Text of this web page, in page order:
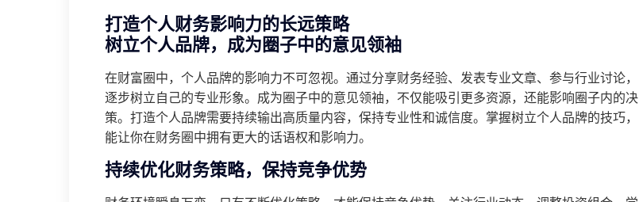
打造个人财务影响力的长远策略
树立个人品牌，成为圈子中的意见领袖
在财富圈中，个人品牌的影响力不可忽视。通过分享财务经验、发表专业文章、参与行业讨论，
逐步树立自己的专业形象。成为圈子中的意见领袖，不仅能吸引更多资源，还能影响圈子内的决
策。打造个人品牌需要持续输出高质量内容，保持专业性和诚信度。掌握树立个人品牌的技巧，
能让你在财务圈中拥有更大的话语权和影响力。
持续优化财务策略，保持竞争优势